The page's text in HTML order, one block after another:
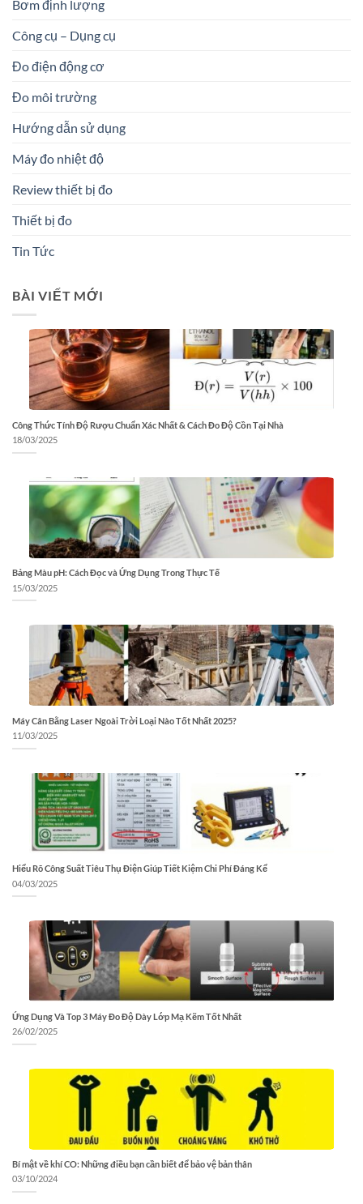
Bơm định lượng
Công cụ – Dụng cụ
Đo điện động cơ
Đo môi trường
Hướng dẫn sử dụng
Máy đo nhiệt độ
Review thiết bị đo
Thiết bị đo
Tin Tức
BÀI VIẾT MỚI
Công Thức Tính Độ Rượu Chuẩn Xác Nhất & Cách Đo Độ Cồn Tại Nhà
18/03/2025
Bảng Màu pH: Cách Đọc và Ứng Dụng Trong Thực Tế
15/03/2025
Máy Cân Bằng Laser Ngoài Trời Loại Nào Tốt Nhất 2025?
11/03/2025
Hiểu Rõ Công Suất Tiêu Thụ Điện Giúp Tiết Kiệm Chi Phí Đáng Kể
04/03/2025
Ứng Dụng Và Top 3 Máy Đo Độ Dày Lớp Mạ Kẽm Tốt Nhất
26/02/2025
Bí mật về khí CO: Những điều bạn cần biết để bảo vệ bản thân
03/10/2024